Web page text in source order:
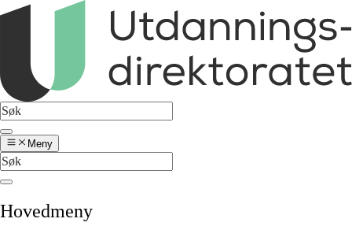
Meny
Hovedmeny